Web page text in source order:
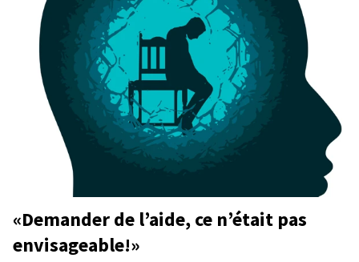
«Demander de l’aide, ce n’était pas
envisageable!»